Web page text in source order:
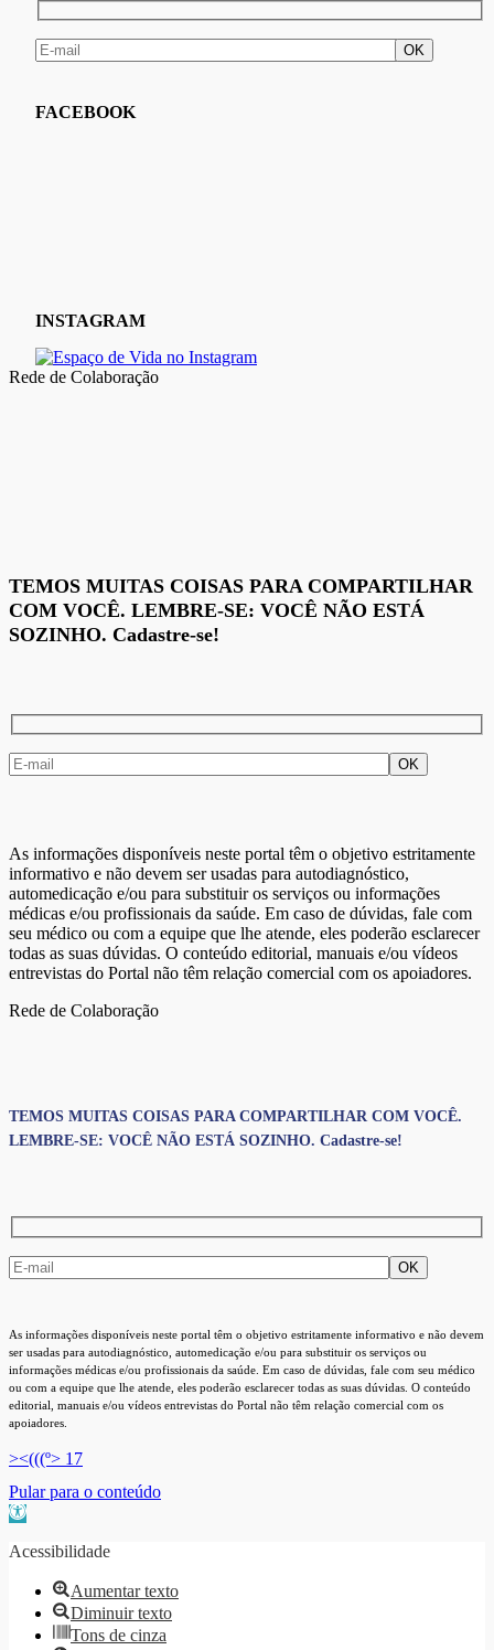
FACEBOOK
INSTAGRAM
Rede de Colaboração
TEMOS MUITAS COISAS PARA COMPARTILHAR
COM VOCÊ. LEMBRE-SE: VOCÊ NÃO ESTÁ
SOZINHO. Cadastre-se!
As informações disponíveis neste portal têm o objetivo estritamente
informativo e não devem ser usadas para autodiagnóstico,
automedicação e/ou para substituir os serviços ou informações
médicas e/ou profissionais da saúde. Em caso de dúvidas, fale com
seu médico ou com a equipe que lhe atende, eles poderão esclarecer
todas as suas dúvidas. O conteúdo editorial, manuais e/ou vídeos
entrevistas do Portal não têm relação comercial com os apoiadores.
Rede de Colaboração
TEMOS MUITAS COISAS PARA COMPARTILHAR COM VOCÊ.
LEMBRE-SE: VOCÊ NÃO ESTÁ SOZINHO. Cadastre-se!
As informações disponíveis neste portal têm o objetivo estritamente informativo e não devem
ser usadas para autodiagnóstico, automedicação e/ou para substituir os serviços ou
informações médicas e/ou profissionais da saúde. Em caso de dúvidas, fale com seu médico
ou com a equipe que lhe atende, eles poderão esclarecer todas as suas dúvidas. O conteúdo
editorial, manuais e/ou vídeos entrevistas do Portal não têm relação comercial com os
apoiadores.
><(((º> 17
Pular para o conteúdo
Barra de Ferramentas Aberta
Acessibilidade
Aumentar texto
Diminuir texto
Tons de cinza